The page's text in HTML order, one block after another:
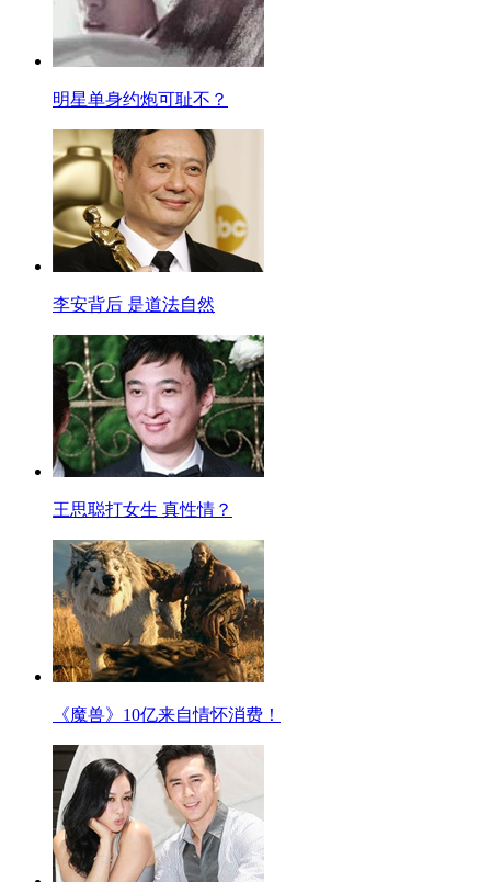
明星单身约炮可耻不？
李安背后 是道法自然
王思聪打女生 真性情？
《魔兽》10亿来自情怀消费！